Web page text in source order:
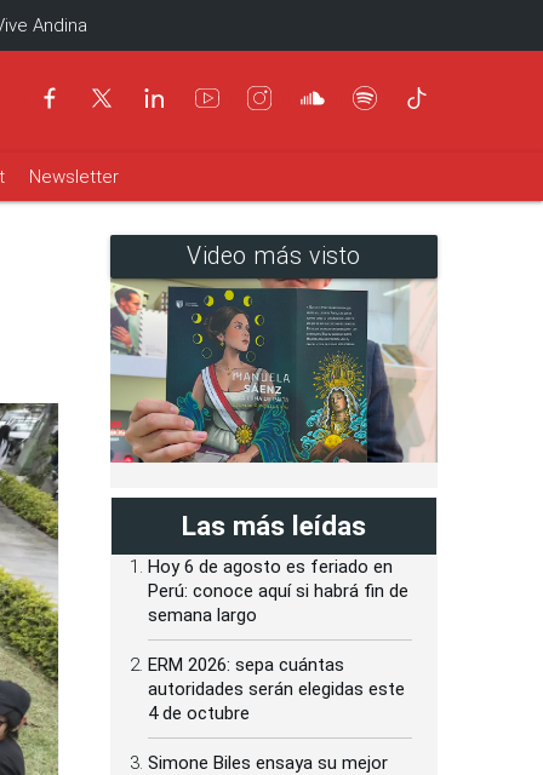
Andina
Newsletter
Video más visto
Las más leídas
Hoy 6 de agosto es feriado en
Perú: conoce aquí si habrá fin de
semana largo
ERM 2026: sepa cuántas
autoridades serán elegidas este
4 de octubre
Simone Biles ensaya su mejor